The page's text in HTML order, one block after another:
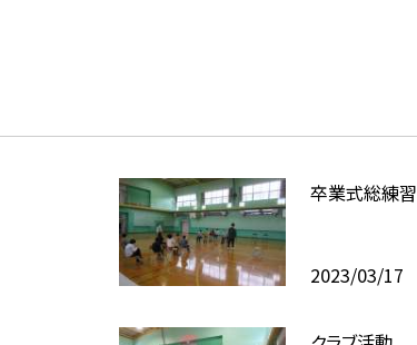
卒業式総練習
2023/03/17